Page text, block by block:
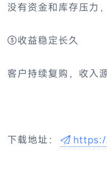
没有资金和库存压力
③收益稳定长久
客户持续复购，收入
下载地址：